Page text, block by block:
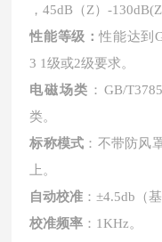
，45dB（Z）-
性能等级：性能达到
3 1级或2级要求。
电磁场类 ： GB/
类。
标称模式 ：不带防风
上。
自动校准 ：±4.5db（
校准频率 ： 1KHz。